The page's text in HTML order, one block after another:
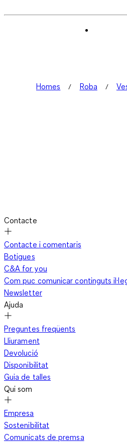
Homes Roba
Contacte
Contacte i comentaris
Botigues
C&A for you
Com puc comunicar continguts
Newsletter
Ajuda
Preguntes freqüents
Lliurament
Devolució
Disponibilitat
Guia de talles
Qui som
Empresa
Sostenibilitat
Comunicats de premsa